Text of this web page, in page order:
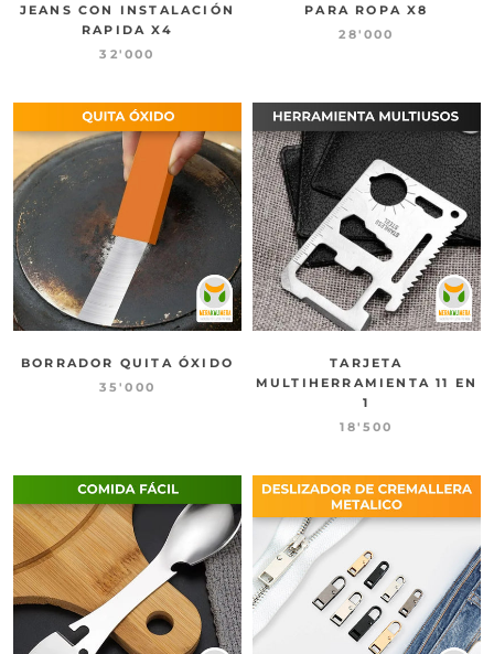
JEANS CON INSTALACIÓN
RAPIDA X4
32'000
PARA ROPA X8
28'000
BORRADOR QUITA ÓXIDO
35'000
TARJETA
MULTIHERRAMIENTA 11 EN
1
18'500